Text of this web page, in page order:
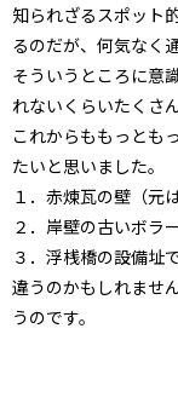
知られざるスポット
るのだが、何気なく
そういうところに意
れないくらいたくさ
これからももっとも
たいと思いました。
１．赤煉瓦の壁（元
２．岸壁の古いボラ
３．浮桟橋の設備址
違うのかもしれませ
うのです。